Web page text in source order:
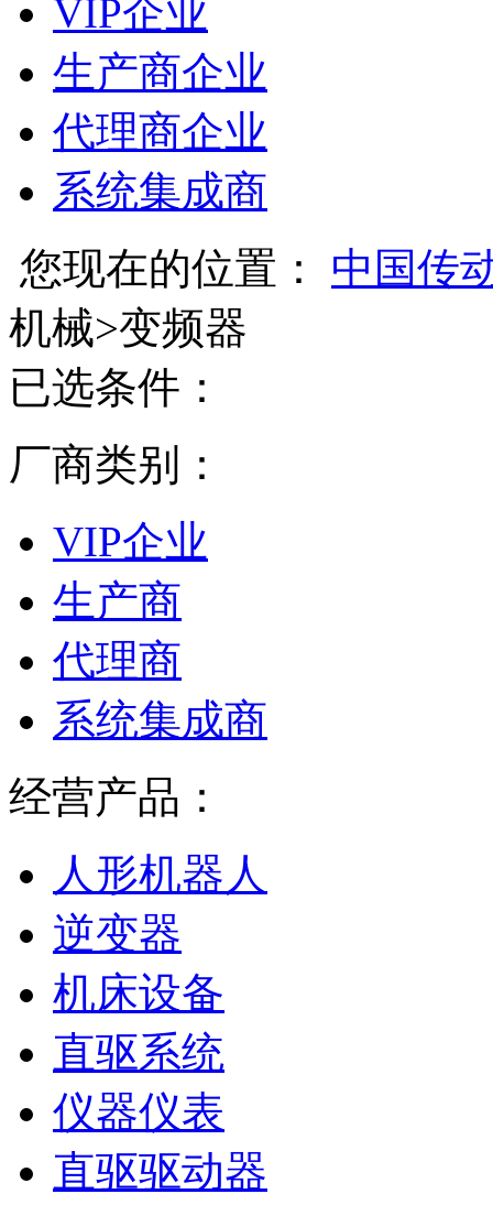
VIP企业
生产商企业
代理商企业
系统集成商
您现在的位置：
中国传
机械>变频器
已选条件：
厂商类别：
VIP企业
生产商
代理商
系统集成商
经营产品：
人形机器人
逆变器
机床设备
直驱系统
仪器仪表
直驱驱动器